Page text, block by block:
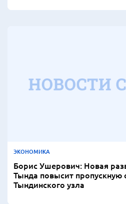
ЭКОНОМИКА
Борис Ушерович: Новая
Тында повысит пропускную
Тындинского узла